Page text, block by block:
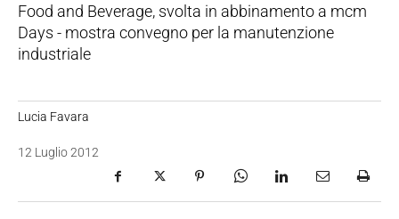
Food and Beverage, svolta in abbinamento a mcm
Days - mostra convegno per la manutenzione
industriale
Lucia Favara
12 Luglio 2012